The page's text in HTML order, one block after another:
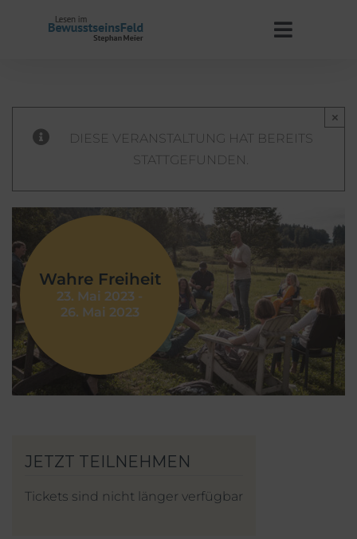
Toggle
Stephan Meier
Termine
Kontakt
WooCommerce Warenkorb
Mein Account
Instagram
DIESE VERANSTALTUNG HAT BEREITS
STATTGEFUNDEN.
×
Wahre Freiheit
23. Mai 2023 -
26. Mai 2023
Tickets sind nicht länger verfügbar